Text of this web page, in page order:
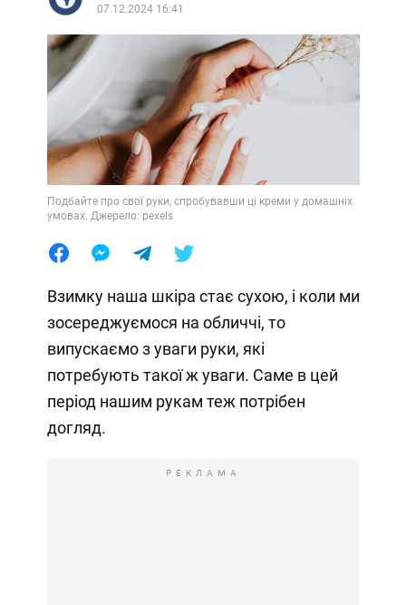
07.12.2024 16:41
Подбайте про свої руки, спробувавши ці креми у домашніх
умовах. Джерело: pexels
Взимку наша шкіра стає сухою, і коли ми
зосереджуємося на обличчі, то
випускаємо з уваги руки, які
потребують такої ж уваги. Саме в цей
період нашим рукам теж потрібен
догляд.
РЕКЛАМА